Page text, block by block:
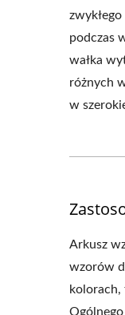
podczas
wałka
różnych
w
Arkusz
wzorów
kolorach,